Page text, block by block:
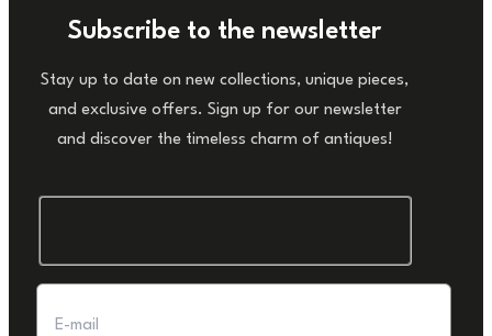
Subscribe to the newsletter
Stay up to date on new collections, unique pieces,
and exclusive offers. Sign up for our newsletter
and discover the timeless charm of antiques!